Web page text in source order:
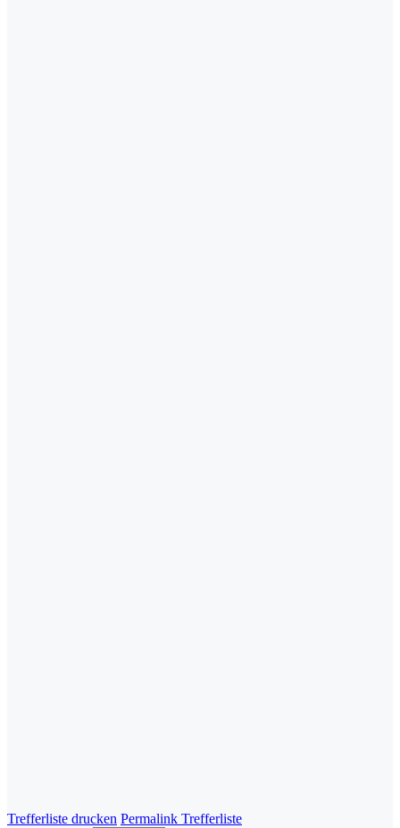
Trefferliste drucken Permalink Trefferliste